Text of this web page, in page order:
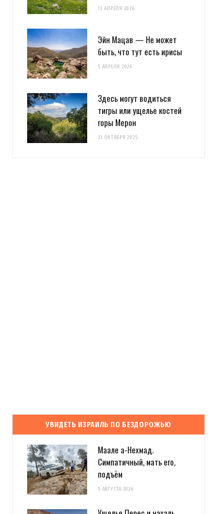
13 АПРЕЛЯ 2026
Эйн Мацав — Не может
быть, что тут есть ирисы
5 АПРЕЛЯ 2026
Здесь могут водиться
тигры или ущелье костей
горы Мерон
23 ОКТЯБРЯ 2025
УВИДЕТЬ ИЗРАИЛЬ ПО БЕЗДОРОЖЬЮ
Маале а-Нехмад.
Симпатичный, мать его,
подъём
5 АВГУСТА 2026